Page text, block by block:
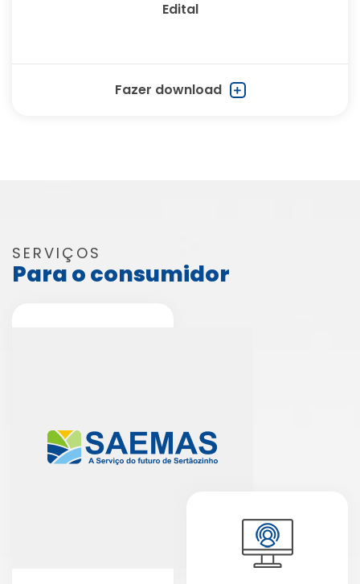
Edital
Fazer download
SERVIÇOS
Para o consumidor